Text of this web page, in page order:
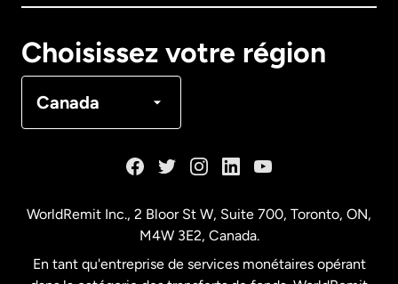
Choisissez votre région
Canada
Français
WorldRemit Inc., 2 Bloor St W, Suite 700, Toronto, ON,
M4W 3E2, Canada.
En tant qu'entreprise de services monétaires opérant